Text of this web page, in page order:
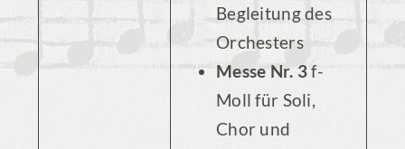
Begleitung des
Orchesters
Messe Nr. 3f-
Moll für Soli,
Chor und